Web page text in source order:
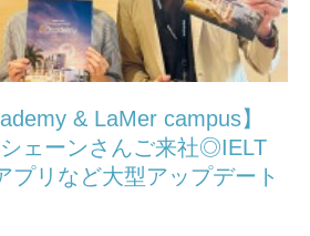
& LaMer campus】
ェーンさんご来社◎IELT
プリなど大型アップデート